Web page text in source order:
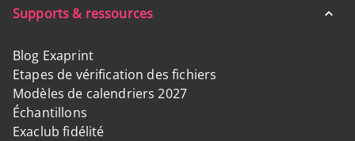
Supports & ressources
Blog Exaprint
Etapes de vérification des fichiers
Modèles de calendriers 2027
Échantillons
Exaclub fidélité